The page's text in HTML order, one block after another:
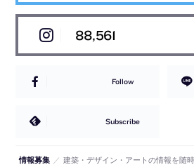
88,561
Follow
Subscribe
情報募集 ／ 建築・デザイン・アートの情報を随